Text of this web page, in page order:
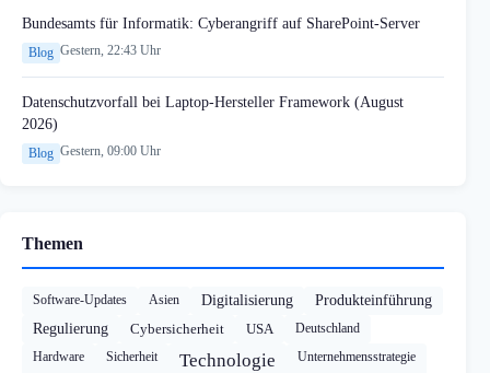
Bundesamts für Informatik: Cyberangriff auf SharePoint-Server
Blog Gestern, 22:43 Uhr
Datenschutzvorfall bei Laptop-Hersteller Framework (August
2026)
Blog Gestern, 09:00 Uhr
Themen
Software-Updates Asien Digitalisierung
Produkteinführung
Regulierung
Cybersicherheit USA
Deutschland
Hardware
Sicherheit Technologie Unternehmensstrategie